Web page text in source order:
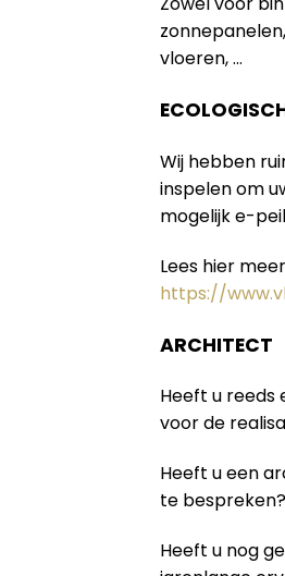
vloeren, …
Wij hebben
inspelen om
mogelijk e-
Lees hier
https://
ARCHITECT
Heeft u reeds
voor de
Heeft u een
te bespreken?
Heeft u nog